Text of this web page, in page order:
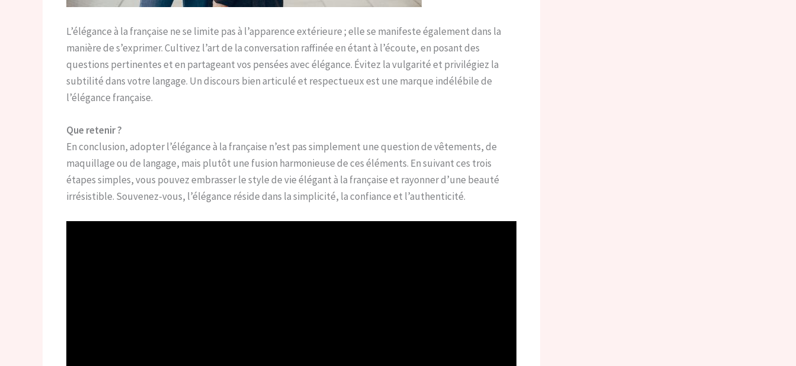
L’élégance à la française ne se limite pas à l’apparence extérieure ; elle se manifeste également dans la
manière de s’exprimer. Cultivez l’art de la conversation raffinée en étant à l’écoute, en posant des
questions pertinentes et en partageant vos pensées avec élégance. Évitez la vulgarité et privilégiez la
subtilité dans votre langage. Un discours bien articulé et respectueux est une marque indélébile de
l’élégance française.
Que retenir ?
En conclusion, adopter l’élégance à la française n’est pas simplement une question de vêtements, de
maquillage ou de langage, mais plutôt une fusion harmonieuse de ces éléments. En suivant ces trois
étapes simples, vous pouvez embrasser le style de vie élégant à la française et rayonner d’une beauté
irrésistible. Souvenez-vous, l’élégance réside dans la simplicité, la confiance et l’authenticité.